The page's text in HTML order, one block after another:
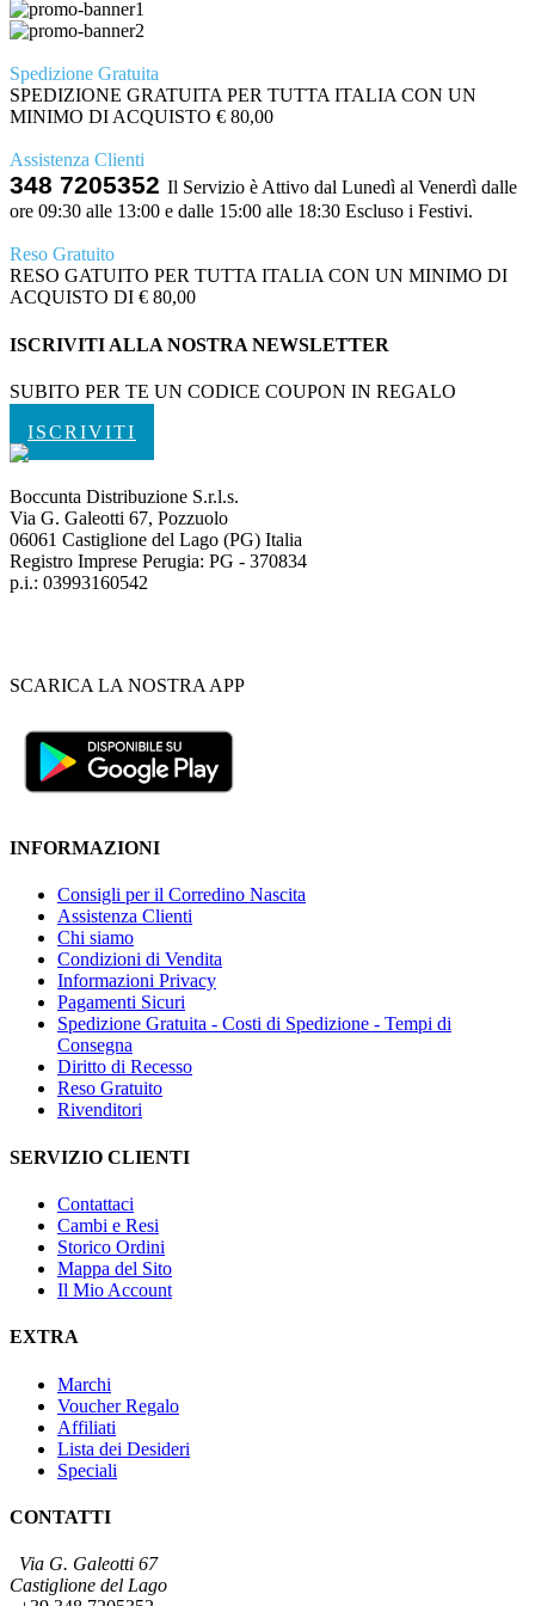
Spedizione Gratuita
SPEDIZIONE GRATUITA PER TUTTA ITALIA CON UN
MINIMO DI ACQUISTO € 80,00
Assistenza Clienti
348 7205352 Il Servizio è Attivo dal Lunedì al Venerdì dalle
ore 09:30 alle 13:00 e dalle 15:00 alle 18:30 Escluso i Festivi.
Reso Gratuito
RESO GATUITO PER TUTTA ITALIA CON UN MINIMO DI
ACQUISTO DI € 80,00
ISCRIVITI ALLA NOSTRA NEWSLETTER
SUBITO PER TE UN CODICE COUPON IN REGALO
ISCRIVITI
Boccunta Distribuzione S.r.l.s.
Via G. Galeotti 67, Pozzuolo
06061 Castiglione del Lago (PG) Italia
Registro Imprese Perugia: PG - 370834
p.i.: 03993160542
SCARICA LA NOSTRA APP
INFORMAZIONI
Consigli per il Corredino Nascita
Assistenza Clienti
Chi siamo
Condizioni di Vendita
Informazioni Privacy
Pagamenti Sicuri
Spedizione Gratuita - Costi di Spedizione - Tempi di
Consegna
Diritto di Recesso
Reso Gratuito
Rivenditori
SERVIZIO CLIENTI
Contattaci
Cambi e Resi
Storico Ordini
Mappa del Sito
Il Mio Account
EXTRA
Marchi
Voucher Regalo
Affiliati
Lista dei Desideri
Speciali
CONTATTI
Via G. Galeotti 67
Castiglione del Lago